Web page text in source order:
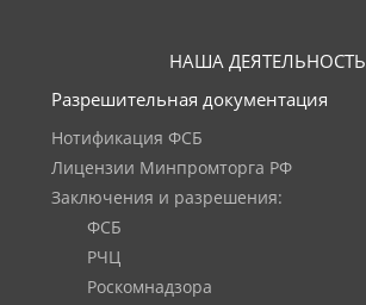
НАША ДЕЯТЕЛЬНОСТЬ
Разрешительная документация
Нотификация ФСБ
Лицензии Минпромторга РФ
Заключения и разрешения:
ФСБ
РЧЦ
Роскомнадзора